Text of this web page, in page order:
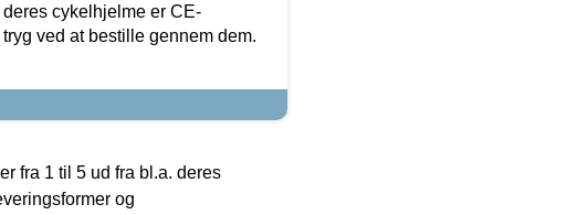
cykelhjelme er CE-
ved at bestille gennem dem.
fra 1 til 5 ud fra bl.a. deres
og